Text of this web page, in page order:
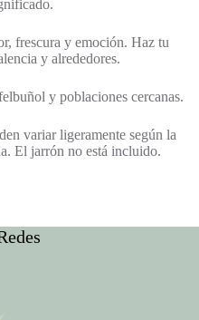
frescura y emoción. Haz tu
y alrededores.
y poblaciones cercanas.
variar ligeramente según la
El jarrón no está incluido.